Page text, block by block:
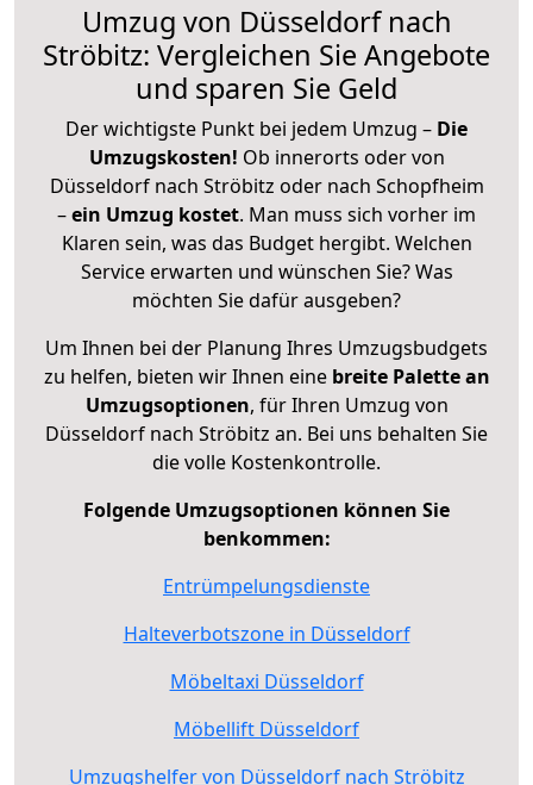
Umzug von Düsseldorf nach
Ströbitz: Vergleichen Sie Angebote
und sparen Sie Geld
Der wichtigste Punkt bei jedem Umzug – Die
Umzugskosten! Ob innerorts oder von
Düsseldorf nach Ströbitz oder nach Schopfheim
–ein Umzug kostet. Man muss sich vorher im
Klaren sein, was das Budget hergibt. Welchen
Service erwarten und wünschen Sie? Was
möchten Sie dafür ausgeben?
Um Ihnen bei der Planung Ihres Umzugsbudgets
zu helfen, bieten wir Ihnen eine breite Palette an
Umzugsoptionen, für Ihren Umzug von
Düsseldorf nach Ströbitz an. Bei uns behalten Sie
die volle Kostenkontrolle.
Folgende Umzugsoptionen können Sie
benkommen:
Entrümpelungsdienste
Halteverbotszone in Düsseldorf
Möbeltaxi Düsseldorf
Möbellift Düsseldorf
Umzugshelfer von Düsseldorf nach Ströbitz